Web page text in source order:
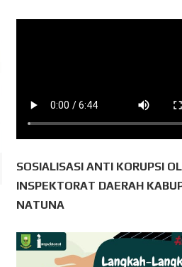
SOSIALISASI ANTI KORUPSI
INSPEKTORAT DAERAH
NATUNA